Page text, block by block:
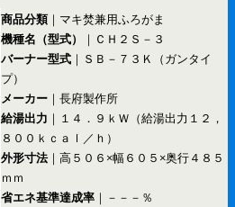
商品分類｜マキ焚兼用ふろがま
機種名（型式）
｜ＣＨ２Ｓ－３
バーナー型式 ｜ＳＢ－７３Ｋ（ガンタイ
プ）
メーカー ｜長府製作所
給湯出力 ｜１４．９ｋＷ（給湯出力１２，
８００ｋｃａｌ／ｈ）
外形寸法｜高５０６×幅６０５×奥行４８５
ｍｍ
省エネ基準達成率 ｜－－－％